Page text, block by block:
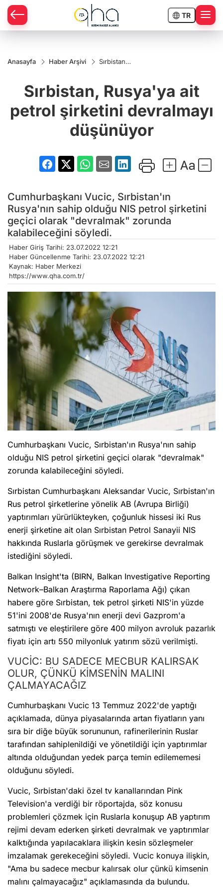
TR
Anasayfa Haber Arşivi
Sırbistan,
şirketini
devralmayı
Sırbistan, Rusya'ya ait
petrol şirketini devralmayı
düşünüyor
Cumhurbaşkanı Vucic, Sırbistan'ın
Rusya'nın sahip olduğu NIS petrol şirketini
geçici olarak "devralmak" zorunda
kalabileceğini söyledi.
Haber Giriş Tarihi: 23.07.2022 12:21
Haber Güncellenme Tarihi: 23.07.2022 12:21
Kaynak: Haber Merkezi
https://www.qha.com.tr/
Cumhurbaşkanı Vucic, Sırbistan'ın Rusya'nın sahip
olduğu NIS petrol şirketini geçici olarak "devralmak"
zorunda kalabileceğini söyledi.
Sırbistan Cumhurbaşkanı Aleksandar Vucic, Sırbistan'ın
Rus petrol şirketlerine yönelik AB (Avrupa Birliği)
yaptırımları yürürlükteyken, çoğunluk hissesi iki Rus
enerji şirketine ait olan Sırbistan Petrol Sanayii NIS
hakkında Ruslarla görüşmek ve gerekirse devralmak
istediğini söyledi.
Balkan Insight'ta (BIRN, Balkan Investigative Reporting
Network–Balkan Araştırma Raporlama Ağı) çıkan
habere göre Sırbistan, tek petrol şirketi NIS'in yüzde
51'ini 2008'de Rusya'nın enerji devi Gazprom'a
satmıştı ve eleştirilere göre 400 milyon avroluk pazarlık
fiyatı için artı 550 milyonluk yatırım sözü verilmişti.
VUCİC: BU SADECE MECBUR KALIRSAK
OLUR, ÇÜNKÜ KİMSENİN MALINI
ÇALMAYACAĞIZ
Cumhurbaşkanı Vucic 13 Temmuz 2022'de yaptığı
açıklamada, dünya piyasalarında artan fiyatların yanı
sıra bir diğe büyük sorununun, rafinerilerinin Ruslar
tarafından sahiplenildiği ve yönetildiği için yaptırımlar
altında olduğundan yedek parça temin edilememesi
olduğunu söyledi.
Vucic, Sırbistan'daki özel tv kanallarından Pink
Television'a verdiği bir röportajda, söz konusu
problemleri çözmek için Ruslarla konuşup AB yaptırım
rejimi devam ederken şirketi devralmak ve yaptırımlar
kalktığında yapılacaklara ilişkin kesin sözleşmeler
imzalamak gerekeceğini söyledi. Vucic konuya ilişkin,
"Ama bu sadece mecbur kalırsak olur çünkü kimsenin
malını çalmayacağız" açıklamasında da bulundu.